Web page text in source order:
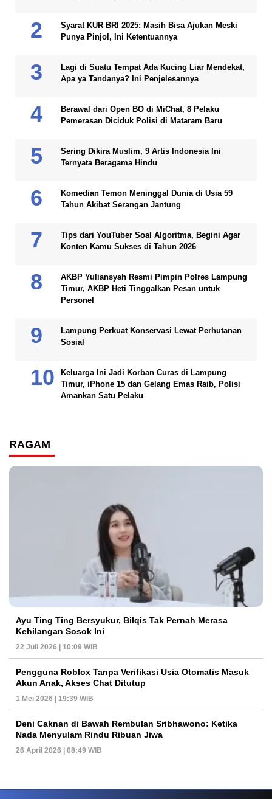
Syarat KUR BRI 2025: Masih Bisa Ajukan Meski
Punya Pinjol, Ini Ketentuannya
Lagi di Suatu Tempat Ada Kucing Liar Mendekat,
Apa ya Tandanya? Ini Penjelesannya
Berawal dari Open BO di MiChat, 8 Pelaku
Pemerasan Diciduk Polisi di Mataram Baru
Sering Dikira Muslim, 9 Artis Indonesia Ini
Ternyata Beragama Hindu
Komedian Temon Meninggal Dunia di Usia 59
Tahun Akibat Serangan Jantung
Tips dari YouTuber Soal Algoritma, Begini Agar
Konten Kamu Sukses di Tahun 2026
AKBP Yuliansyah Resmi Pimpin Polres Lampung
Timur, AKBP Heti Tinggalkan Pesan untuk
Personel
Lampung Perkuat Konservasi Lewat Perhutanan
Sosial
Keluarga Ini Jadi Korban Curas di Lampung
Timur, iPhone 15 dan Gelang Emas Raib, Polisi
Amankan Satu Pelaku
RAGAM
Ayu Ting Ting Bersyukur, Bilqis Tak Pernah Merasa
Kehilangan Sosok Ini
22 Juli 2026 | 10:09 WIB
Pengguna Roblox Tanpa Verifikasi Usia Otomatis Masuk
Akun Anak, Akses Chat Ditutup
1 Mei 2026 | 19:39 WIB
Deni Caknan di Bawah Rembulan Sribhawono: Ketika
Nada Menyulam Rindu Ribuan Jiwa
26 April 2026 | 08:49 WIB
PETIR800 LOGIN Tren Mobile Entertainment Terus Mendorong